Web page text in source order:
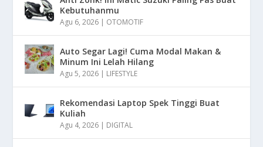
Kebutuhanmu
Agu 6, 2026 | OTOMOTIF
Auto Segar Lagi! Cuma Modal Makan &
Minum Ini Lelah Hilang
Agu 5, 2026 | LIFESTYLE
Rekomendasi Laptop Spek Tinggi Buat
Kuliah
Agu 4, 2026 | DIGITAL